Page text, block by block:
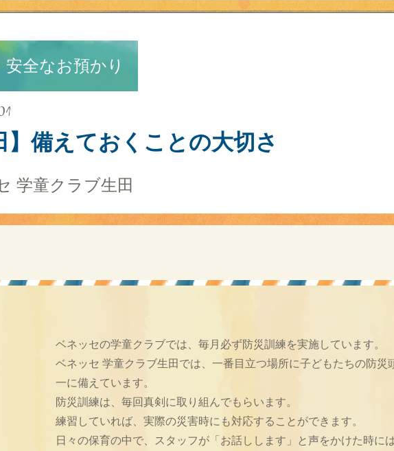
安全なお預かり
】備えておくことの大切さ
学童クラブ生田
ベネッセの学童クラブでは、毎月必ず防災訓練を実施しています。
ベネッセ 学童クラブ生田では、一番目立つ場所に子どもたちの防災
一に備えています。
防災訓練は、毎回真剣に取り組んでもらいます。
練習していれば、実際の災害時にも対応することができます。
日々の保育の中で、スタッフが「お話しします」と声をかけた時に